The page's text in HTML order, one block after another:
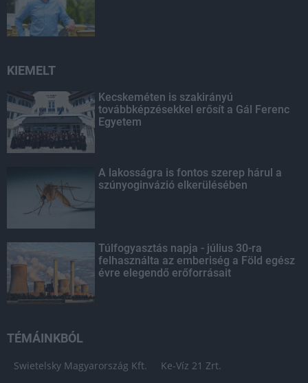
KIEMELT
Kecskeméten is szakirányú
továbbképzésekkel erősít a Gál Ferenc
Egyetem
A lakosságra is fontos szerep hárul a
szúnyoginvázió elkerülésében
Túlfogyasztás napja - július 30-ra
felhasználta az emberiség a Föld egész
évre elegendő erőforrásait
TÉMÁINKBÓL
Swietelsky Magyarország Kft. Ke-Víz 21 Zrt.